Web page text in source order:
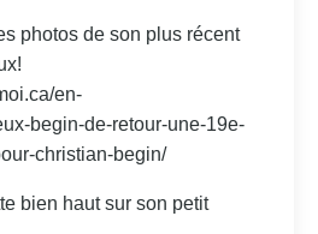
photos de son plus récent
en-
begin-de-retour-une-19e-
christian-begin/
bien haut sur son petit